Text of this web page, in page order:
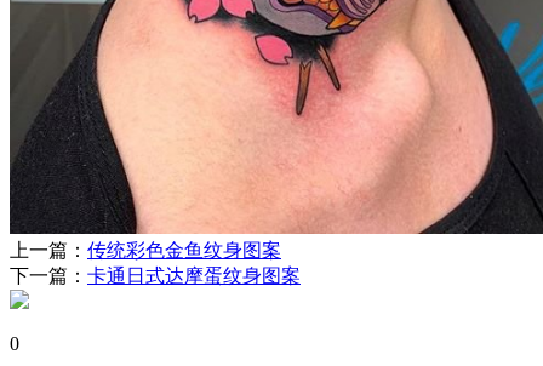
上一篇： 传统彩色金鱼纹身图案
下一篇： 卡通日式达摩蛋纹身图案
0